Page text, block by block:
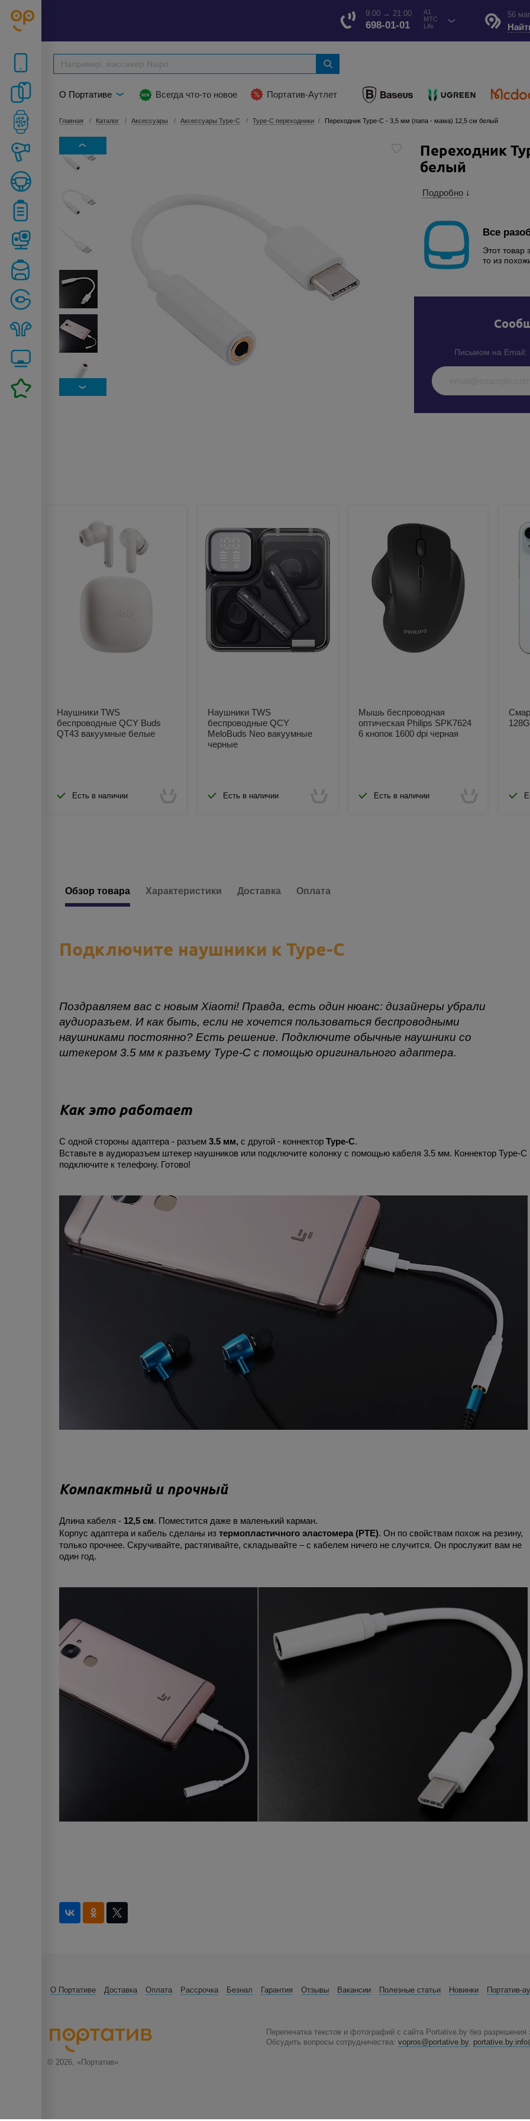
56
9:00 → 21:00
698-01-01
A1
МТС
Life
О Портативе Всегда что-то новое Портатив-Аутлет
Главная Каталог Аксессуары Аксессуары Type-C Type-C переходники Переходник Type-C - 3,5 мм (папа - мама) 12,5 см белый
Переходник
белый
Подробно ↓
Все
Этот товар
то из
Письмом на Email:
Наушники TWS
беспроводные QCY Buds
QT43 вакуумные белые
Есть в наличии
Наушники TWS
беспроводные QCY
MeloBuds Neo вакуумные
черные
Есть в наличии
Мышь беспроводная
оптическая Philips SPK7624
6 кнопок 1600 dpi черная
Есть в наличии
Обзор товара Характеристики Доставка Оплата
Подключите наушники к Type-C
Поздравляем вас с новым Xiaomi! Правда, есть один нюанс: дизайнеры убрали
аудиоразъем. И как быть, если не хочется пользоваться беспроводными
наушниками постоянно? Есть решение. Подключите обычные наушники со
штекером 3.5 мм к разъему Type-C с помощью оригинального адаптера.
Как это работает
С одной стороны адаптера - разъем 3.5 мм, с другой - коннектор Type-C.
Вставьте в аудиоразъем штекер наушников или подключите колонку с помощью кабеля 3.5 мм. Коннектор Type-C
подключите к телефону. Готово!
Компактный и прочный
Длина кабеля - 12,5 см. Поместится даже в маленький карман.
Корпус адаптера и кабель сделаны из термопластичного эластомера (PTE). Он по свойствам похож на резину,
только прочнее. Скручивайте, растягивайте, складывайте – с кабелем ничего не случится. Он прослужит вам не
один год.
О Портативе Доставка Оплата Рассрочка Безнал Гарантия Отзывы Вакансии Полезные статьи Новинки Портатив-
© 2026, «Портатив»
Перепечатка текстов и фотографий с сайта Portative.by без разрешения
Обсудить вопросы сотрудничества: vopros@portative.by,